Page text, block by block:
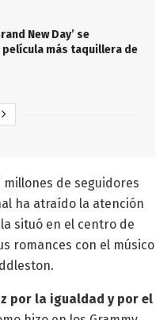
New Day’ se
película más taquillera de
millones de seguidores
ha atraído la atención
situó en el centro de
romances con el músico
por la igualdad y por el